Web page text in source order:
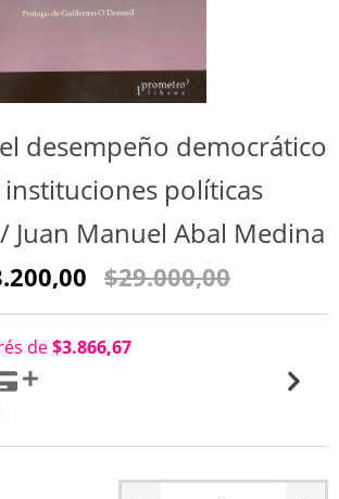
desempeño democrático
instituciones políticas
Juan Manuel Abal Medina
$29.000,00
de$3.866,67